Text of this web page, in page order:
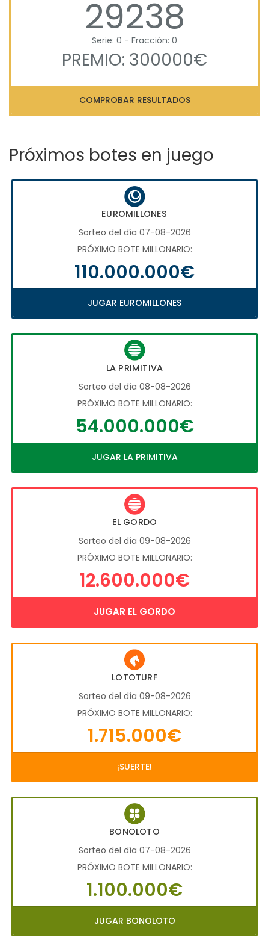
29238
Serie: 0 - Fracción: 0
PREMIO: 300000€
COMPROBAR RESULTADOS
Próximos botes en juego
EUROMILLONES
Sorteo del día 07-08-2026
PRÓXIMO BOTE MILLONARIO:
110.000.000€
JUGAR EUROMILLONES
LA PRIMITIVA
Sorteo del día 08-08-2026
PRÓXIMO BOTE MILLONARIO:
54.000.000€
JUGAR LA PRIMITIVA
EL GORDO
Sorteo del día 09-08-2026
PRÓXIMO BOTE MILLONARIO:
12.600.000€
JUGAR EL GORDO
LOTOTURF
Sorteo del día 09-08-2026
PRÓXIMO BOTE MILLONARIO:
1.715.000€
¡SUERTE!
BONOLOTO
Sorteo del día 07-08-2026
PRÓXIMO BOTE MILLONARIO:
1.100.000€
JUGAR BONOLOTO